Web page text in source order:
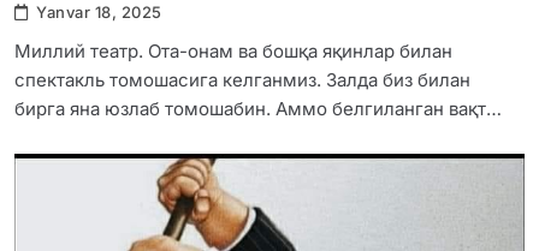
Yanvar 18, 2025
Миллий театр. Ота-онам ва бошқа яқинлар билан
спектакль томошасига келганмиз. Залда биз билан
бирга яна юзлаб томошабин. Аммо белгиланган вақт…